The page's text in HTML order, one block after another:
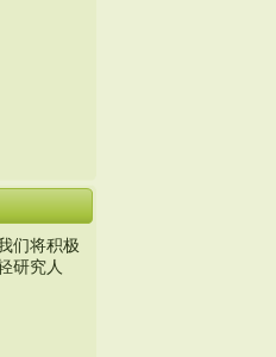
们将积极
研究人